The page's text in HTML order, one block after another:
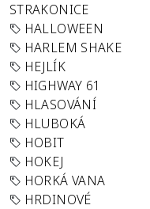
STRAKONICE
HALLOWEEN
HARLEM SHAKE
HEJLÍK
HIGHWAY 61
HLASOVÁNÍ
HLUBOKÁ
HOBIT
HOKEJ
HORKÁ VANA
HRDINOVÉ